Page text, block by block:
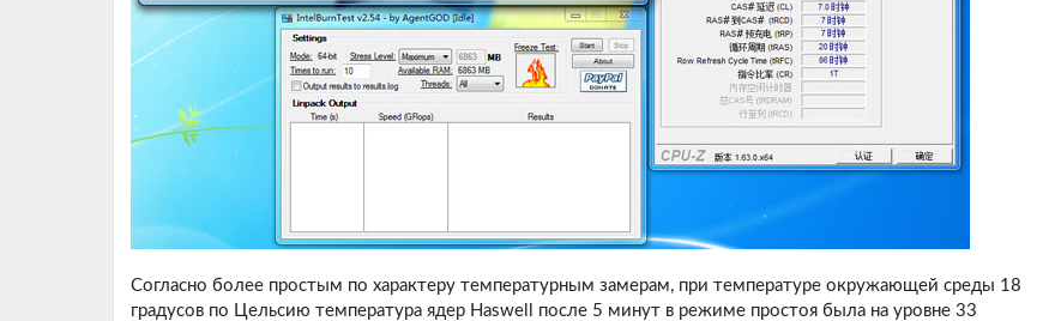
Согласно более простым по характеру температурным замерам, при температуре окружающей среды 18
градусов по Цельсию температура ядер Haswell после 5 минут в режиме простоя была на уровне 33